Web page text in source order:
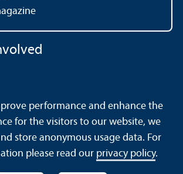
Declaration
Barrierefreiheit
Rules Safety and Emergencies
performance and enhance the
for the visitors to our website, we
store anonymous usage data. For
please read our privacy policy.